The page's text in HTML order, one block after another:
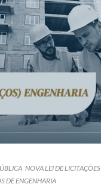
NOVA LEI DE LICITAÇÕES
DE ENGENHARIA